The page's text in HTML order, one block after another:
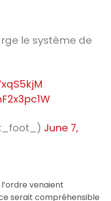
le système de
June 7,
venaient
serait compréhensible